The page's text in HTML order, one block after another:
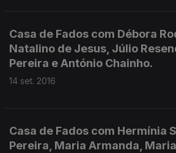
Casa de Fados com Débora
Natalino de Jesus, Júlio
Pereira e António Chainho.
14 set. 2016
Casa de Fados com Hermínia
Pereira, Maria Armanda,